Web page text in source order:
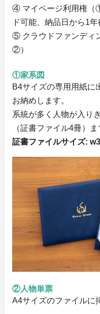
④ マイページ利用権（
ド可能、納品日から1年
⑤ クラウドファンディ
②）
①家系図
B4サイズの専用用紙に
お納めします。
系統が多く人物が入り
（証書ファイル4冊）
証書ファイルサイズ:
②人物単票
A4サイズのファイルに